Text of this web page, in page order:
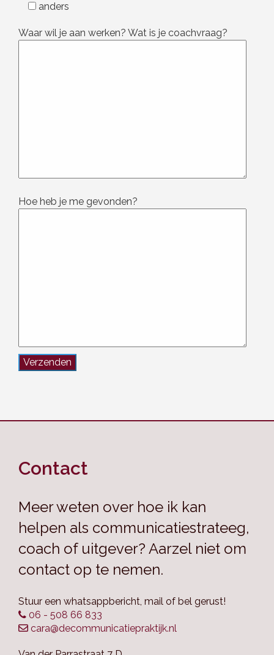
anders
Waar wil je aan werken? Wat is je coachvraag?
Hoe heb je me gevonden?
Contact
Meer weten over hoe ik kan
helpen als communicatiestrateeg,
coach of uitgever? Aarzel niet om
contact op te nemen.
Stuur een whatsappbericht, mail of bel gerust!
06 - 508 66 833
cara@decommunicatiepraktijk.nl